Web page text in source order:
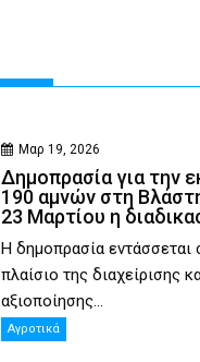
Μαρ 19, 2026
Δημοπρασία για την
190 αμνών στη
23 Μαρτίου η
Η δημοπρασία εντάσσεται
πλαίσιο της διαχείρισης
αξιοποίησης...
Αγροτικά